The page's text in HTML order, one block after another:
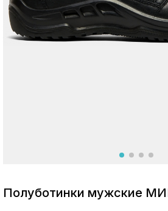
Полуботинки мужские